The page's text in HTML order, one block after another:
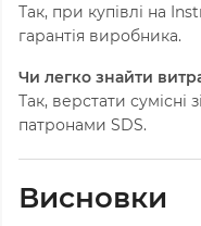
Так, при купівлі на
гарантія виробника.
Чи легко знайти
Так, верстати
патронами SDS.
Висновки